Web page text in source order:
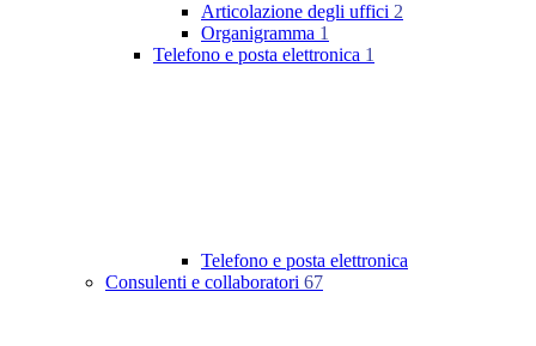
Articolazione degli uffici 2
Organigramma 1
Telefono e posta elettronica 1
Telefono e posta elettronica
Consulenti e collaboratori 67